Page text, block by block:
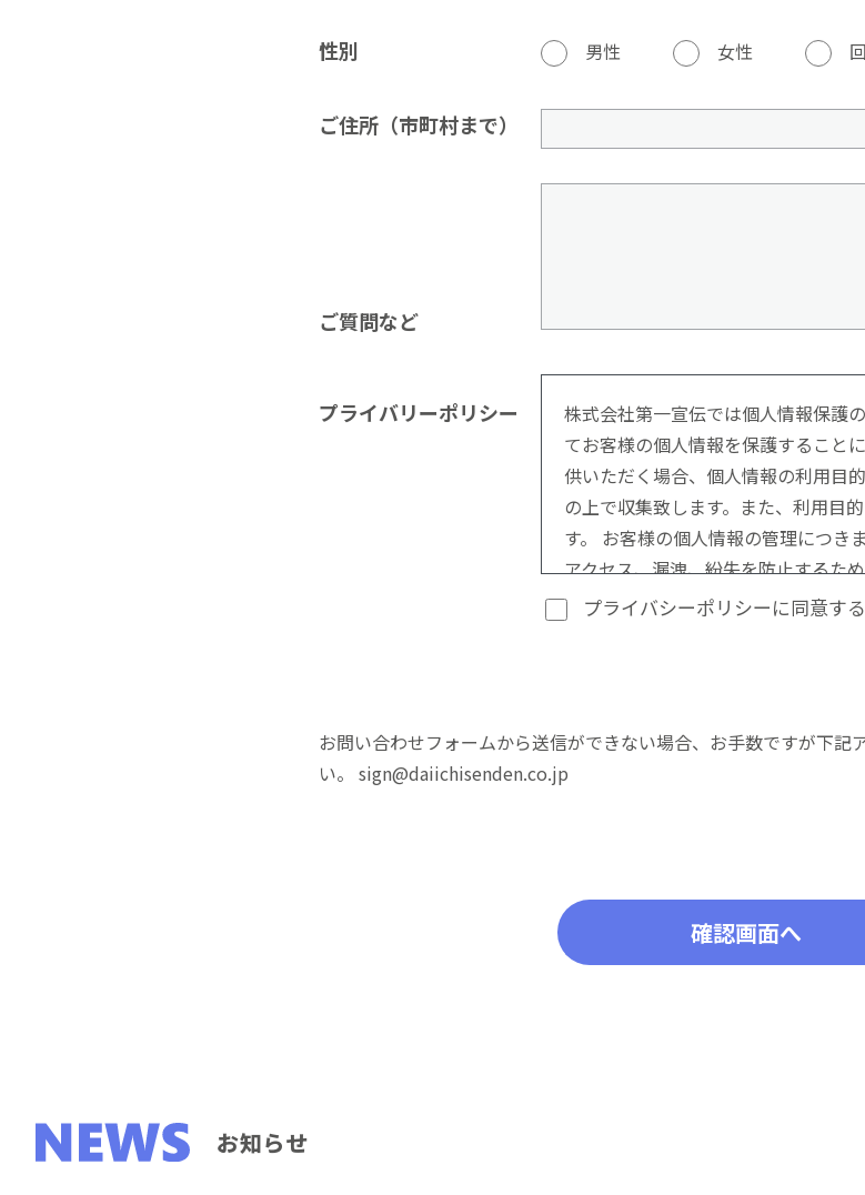
性別 男性 女性
ご住所（市町村まで）
ご質問など
プライバリーポリシー
株式会社第一宣伝では個人情報保護
てお客様の個人情報を保護すること
供いただく場合、個人情報の利用目
の上で収集致します。また、利用目
す。 お客様の個人情報の管理につき
アクセス、漏洩、紛失を防止するた
っております。
プライバシーポリシーに同意する
お問い合わせフォームから送信ができない場合、お手数ですが下記
い。 sign@daiichisenden.co.jp
お知らせ